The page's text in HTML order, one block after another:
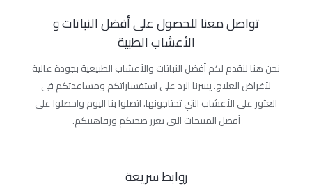
تواصل معنا للحصول على أفضل النباتات و
الأعشاب الطبية
نحن هنا لنقدم لكم أفضل النباتات والأعشاب الطبيعية بجودة عالية
لأغراض العلاج. يسرنا الرد على استفساراتكم ومساعدتكم في
العثور على الأعشاب التي تحتاجونها. اتصلوا بنا اليوم واحصلوا على
أفضل المنتجات التي تعزز صحتكم ورفاهيتكم.
روابط سريعة